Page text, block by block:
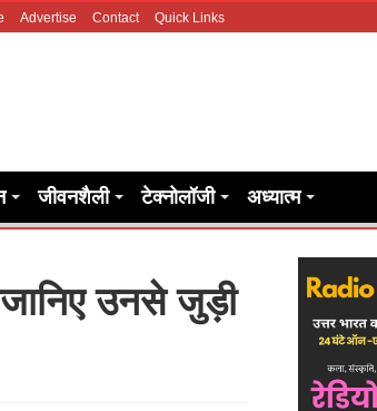
Advertise Contact Quick Links
जीवनशैली टेक्नोलॉजी अध्यात्म
उनसे जुड़ी